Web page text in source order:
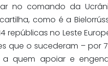
no comando da
como é a
repúblicas no Leste
que o sucederam – por
quem apoiar e